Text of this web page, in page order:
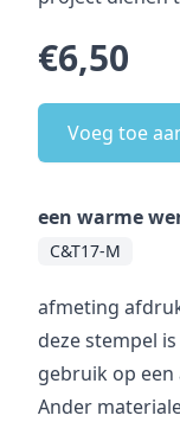
€6,50
Voeg toe
een warme
C&T17-M
afmeting
deze stempel
gebruik op
Ander